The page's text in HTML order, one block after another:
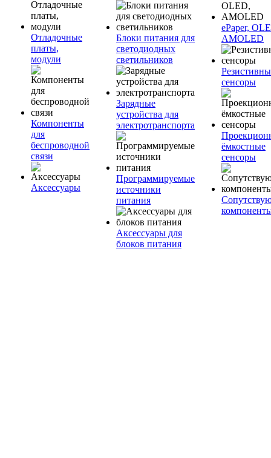
Отладочные
платы,
модули
Компоненты
для
беспроводной
связи
Аксессуары
Блоки питания для
светодиодных
светильников
Зарядные
устройства для
электротранспорта
Программируемые
источники
питания
Аксессуары для
блоков питания
ePaper,
AMOLED
сенсоры
ёмкостные
сенсоры